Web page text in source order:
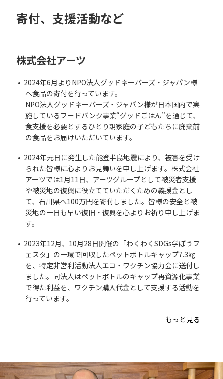
寄付、支援活動など
株式会社アーツ
2024年6⽉よりNPO法⼈グッドネーバーズ・ジャパン様
へ⾷品の寄付を⾏っています。
NPO法⼈グッドネーバーズ・ジャパン様が⽇本国内で実
施しているフードバンク事業“グッドごはん”を通じて、
⾷⽀援を必要とするひとり親家庭の⼦どもたちに廃棄前
の⾷品をお届けいただいています。
2024年元日に発生した能登半島地震により、被害を受け
られた皆様に心よりお見舞いを申し上げます。株式会社
アーツでは1月11日、アーツグループとして被災者支援
や被災地の復興に役立てていただくための義援金とし
て、石川県へ100万円を寄付しました。皆様の安全と被
災地の一日も早い復旧・復興を心よりお祈り申し上げま
す。
2023年12月、10月28日開催の「わくわくSDGs学ぼうフ
ェスタ」の一環で回収したペットボトルキャップ7.3㎏
を、特定非営利活動法人エコ・ワクチン協力会に送付し
ました。同法人はペットボトルのキャップ再資源化事業
で得た利益を、ワクチン購入代金として支援する活動を
行っています。
もっと見る